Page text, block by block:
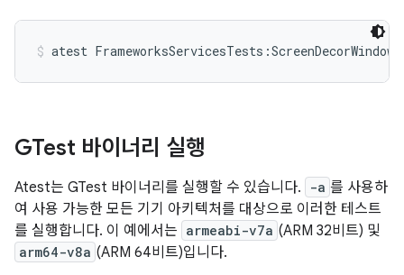
atest
GTest 바이너리 실행
Atest는 GTest 바이너리를 실행할 수 있습니다. -a 를 사용하
여 사용 가능한 모든 기기 아키텍처를 대상으로 이러한 테스트
를 실행합니다. 이 예에서는 armeabi-v7a (ARM 32비트) 및
arm64-v8a (ARM 64비트)입니다.